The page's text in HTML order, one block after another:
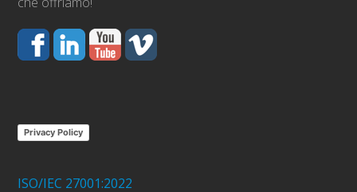
Privacy Policy
ISO/IEC 27001:2022